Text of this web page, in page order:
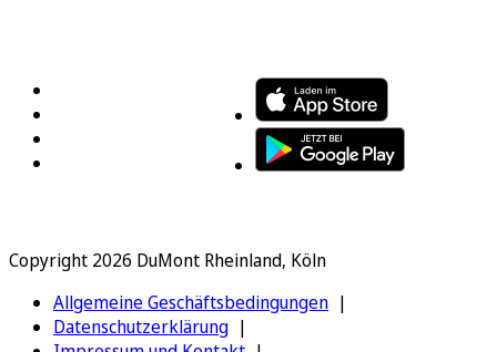
Copyright 2026 DuMont Rheinland, Köln
Allgemeine Geschäftsbedingungen
Datenschutzerklärung